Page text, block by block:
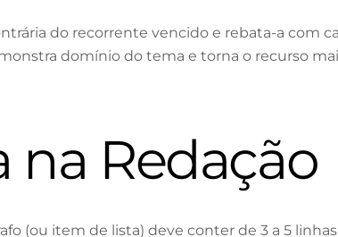
do recorrente vencido e rebata-a com
domínio do tema e torna o recurso
na Redação
(ou item de lista) deve conter de 3 a 5